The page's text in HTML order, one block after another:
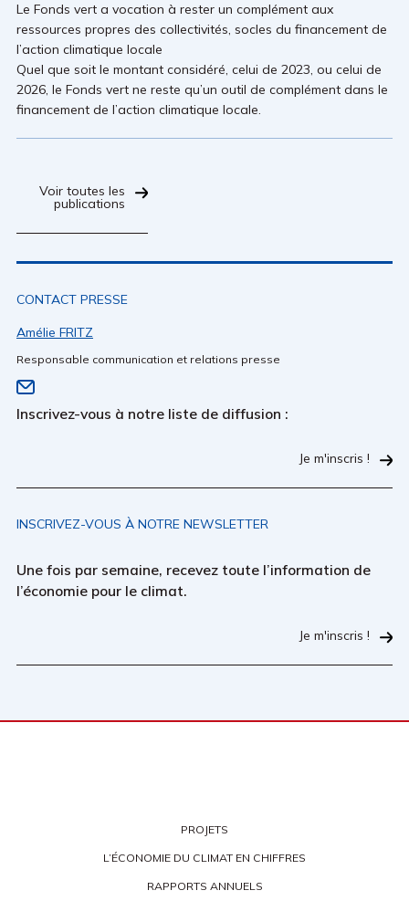
Le Fonds vert a vocation à rester un complément aux
ressources propres des collectivités, socles du financement de
l’action climatique locale
Quel que soit le montant considéré, celui de 2023, ou celui de
2026, le Fonds vert ne reste qu’un outil de complément dans le
financement de l’action climatique locale.
Voir toutes les
publications
CONTACT PRESSE
Amélie FRITZ
Responsable communication et relations presse
Inscrivez-vous à notre liste de diffusion :
Je m'inscris !
INSCRIVEZ-VOUS À NOTRE NEWSLETTER
Une fois par semaine, recevez toute l’information de
l’économie pour le climat.
Je m'inscris !
PROJETS
L’ÉCONOMIE DU CLIMAT EN CHIFFRES
RAPPORTS ANNUELS